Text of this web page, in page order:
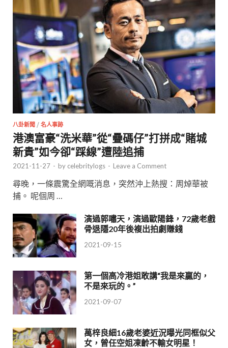
八卦新聞 / 名人事跡
港澳富豪“洗米華”從“疊碼仔”打拼成“賭城
新貴”如今卻“踩線”遭陸追捕
2021-11-27 - by celebritylogs - Leave a Comment
尋晚，一條震驚全網嘅消息，突然沖上熱搜：周焯華被
捕。 呢個周 …
演過郭嘯天，演過歐陽鋒，72歲老戲
骨退隱20年後複出拍劇賺錢
2021-09-15
第一個高冷港姐敢講“我是來贏的，
不是來玩的。”
2021-09-07
萬梓良細16歲老婆近況曝光同框似父
女，曾任空姐凍齡不輸女明星！